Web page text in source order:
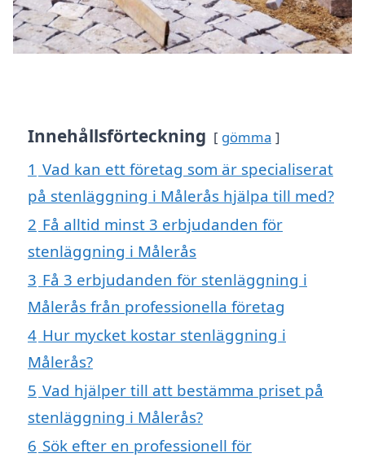
Innehållsförteckning gömma
1 Vad kan ett företag som är specialiserat
på stenläggning i Målerås hjälpa till med?
2 Få alltid minst 3 erbjudanden för
stenläggning i Målerås
3 Få 3 erbjudanden för stenläggning i
Målerås från professionella företag
4 Hur mycket kostar stenläggning i
Målerås?
5 Vad hjälper till att bestämma priset på
stenläggning i Målerås?
6 Sök efter en professionell för